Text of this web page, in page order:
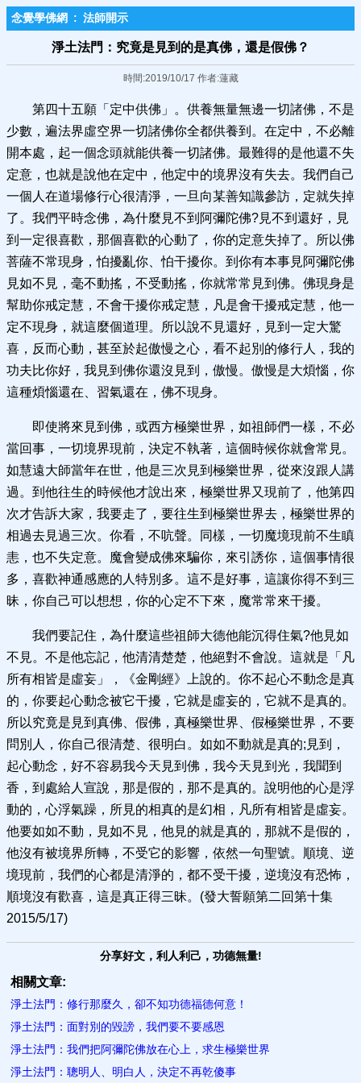
念覺學佛網 : 法師開示
淨土法門：究竟是見到的是真佛，還是假佛？
時間:2019/10/17 作者:蓮藏
第四十五願「定中供佛」。供養無量無邊一切諸佛，不是
少數，遍法界虛空界一切諸佛你全都供養到。在定中，不必離
開本處，起一個念頭就能供養一切諸佛。最難得的是他還不失
定意，也就是說他在定中，他定中的境界沒有失去。我們自己
一個人在道場修行心很清淨，一旦向某善知識參訪，定就失掉
了。我們平時念佛，為什麼見不到阿彌陀佛?見不到還好，見
到一定很喜歡，那個喜歡的心動了，你的定意失掉了。所以佛
菩薩不常現身，怕擾亂你、怕干擾你。到你有本事見阿彌陀佛
見如不見，毫不動搖，不受動搖，你就常常見到佛。佛現身是
幫助你戒定慧，不會干擾你戒定慧，凡是會干擾戒定慧，他一
定不現身，就這麼個道理。所以說不見還好，見到一定大驚
喜，反而心動，甚至於起傲慢之心，看不起別的修行人，我的
功夫比你好，我見到佛你還沒見到，傲慢。傲慢是大煩惱，你
這種煩惱還在、習氣還在，佛不現身。
即使將來見到佛，或西方極樂世界，如祖師們一樣，不必
當回事，一切境界現前，決定不執著，這個時候你就會常見。
如慧遠大師當年在世，他是三次見到極樂世界，從來沒跟人講
過。到他往生的時候他才說出來，極樂世界又現前了，他第四
次才告訴大家，我要走了，要往生到極樂世界去，極樂世界的
相過去見過三次。你看，不吭聲。同樣，一切魔境現前不生瞋
恚，也不失定意。魔會變成佛來騙你，來引誘你，這個事情很
多，喜歡神通感應的人特別多。這不是好事，這讓你得不到三
昧，你自己可以想想，你的心定不下來，魔常常來干擾。
我們要記住，為什麼這些祖師大德他能沉得住氣?他見如
不見。不是他忘記，他清清楚楚，他絕對不會說。這就是「凡
所有相皆是虛妄」，《金剛經》上說的。你不起心不動念是真
的，你要起心動念被它干擾，它就是虛妄的，它就不是真的。
所以究竟是見到真佛、假佛，真極樂世界、假極樂世界，不要
問別人，你自己很清楚、很明白。如如不動就是真的;見到，
起心動念，好不容易我今天見到佛，我今天見到光，我聞到
香，到處給人宣說，那是假的，那不是真的。說明他的心是浮
動的，心浮氣躁，所見的相真的是幻相，凡所有相皆是虛妄。
他要如如不動，見如不見，他見的就是真的，那就不是假的，
他沒有被境界所轉，不受它的影響，依然一句聖號。順境、逆
境現前，我們的心都是清淨的，都不受干擾，逆境沒有恐怖，
順境沒有歡喜，這是真正得三昧。(發大誓願第二回第十集
2015/5/17)
分享好文，利人利己，功德無量!
相關文章:
淨土法門：修行那麼久，卻不知功德​福德何意！
淨土法門：面對別的毀謗，我們要不要感恩
淨土法門：我們把阿彌陀佛放在心上，求生極樂世界
淨土法門：聰­明人、明白人，決定不再乾傻事